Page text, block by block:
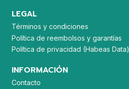
LEGAL
Términos y condiciones
Política de reembolsos y garantías
Política de privacidad (Habeas Data)
INFORMACIÓN
Contacto